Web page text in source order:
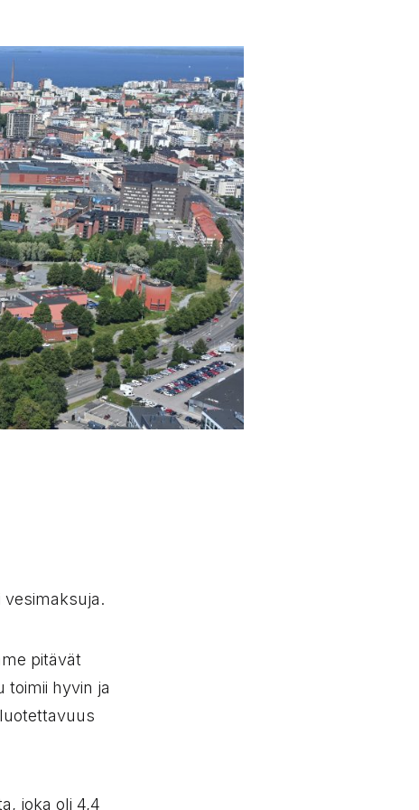
vesimaksuja.
pitävät
toimii hyvin ja
joka oli 4,4